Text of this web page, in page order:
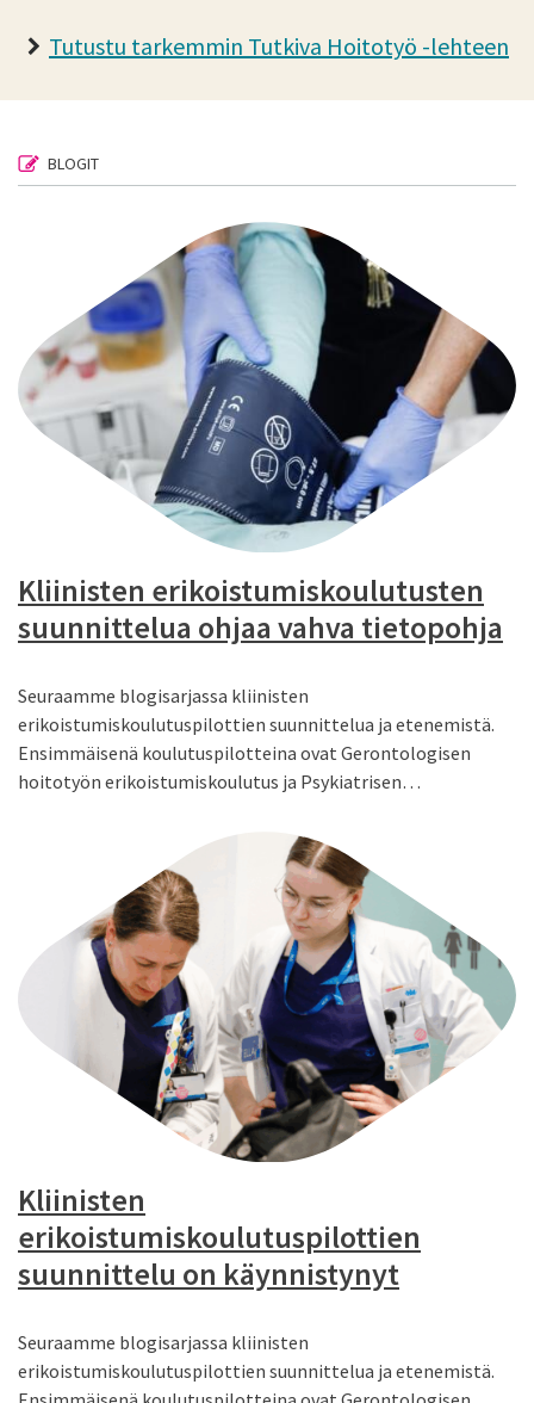
Tutustu tarkemmin Tutkiva Hoitotyö -lehteen
BLOGIT
Kliinisten erikoistumiskoulutusten
suunnittelua ohjaa vahva tietopohja
Seuraamme blogisarjassa kliinisten
erikoistumiskoulutuspilottien suunnittelua ja etenemistä.
Ensimmäisenä koulutuspilotteina ovat Gerontologisen
hoitotyön erikoistumiskoulutus ja Psykiatrisen…
Kliinisten
erikoistumiskoulutuspilottien
suunnittelu on käynnistynyt
Seuraamme blogisarjassa kliinisten
erikoistumiskoulutuspilottien suunnittelua ja etenemistä.